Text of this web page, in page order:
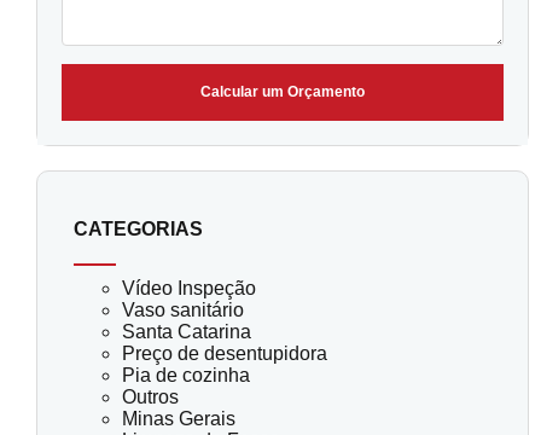
Calcular um Orçamento
CATEGORIAS
Vídeo Inspeção
Vaso sanitário
Santa Catarina
Preço de desentupidora
Pia de cozinha
Outros
Minas Gerais